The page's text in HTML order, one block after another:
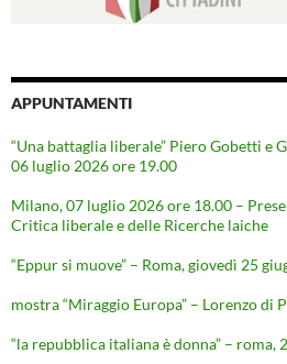
APPUNTAMENTI
“Una battaglia liberale” Piero Gobetti e
06 luglio 2026 ore 19.00
Milano, 07 luglio 2026 ore 18.00 –
Critica liberale e delle Ricerche laiche
“Eppur si muove” – Roma, giovedì 25
mostra “Miraggio Europa” – Lorenzo di
“la repubblica italiana è donna” – roma,